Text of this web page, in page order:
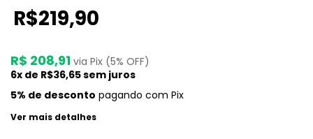
R$219,90
R$ 208,91 via Pix (5% OFF)
6x de R$36,65sem juros
5% de desconto pagando com Pix
Ver mais detalhes